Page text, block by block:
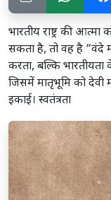
भारतीय राष्ट्र की
सकता है, तो वह है “वंदे
करता, बल्कि
जिसमें मातृभूमि को देवी
इकाई। स्वतंत्रता